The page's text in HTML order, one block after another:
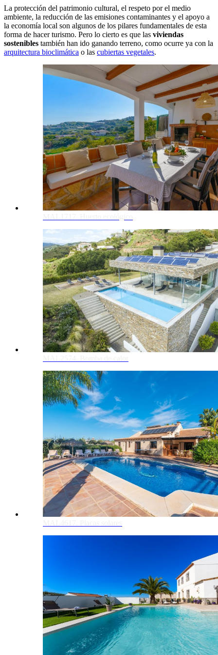
La protección del patrimonio cultural, el respeto por el medio
ambiente, la reducción de las emisiones contaminantes y el apoyo a
la economía local son algunos de los pilares fundamentales de esta
forma de hacer turismo. Pero lo cierto es que las viviendas
sostenibles también han ido ganando terreno, como ocurre ya con la
arquitectura bioclimática o las cubiertas vegetales.